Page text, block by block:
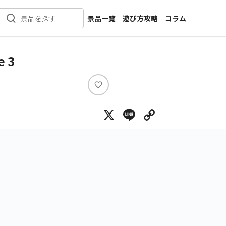
景品を探す
景品一覧
新着景品
メーカー一覧
遊び方攻略
コラム
インタビュー
3
い
ね
X Line